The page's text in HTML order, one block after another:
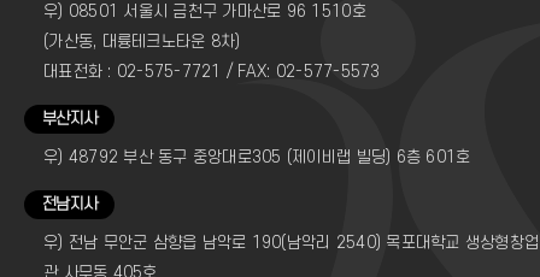
우) 08501 서울시 금천구 가마산로 96 1510호
(가산동, 대륭테크노타운 8차)
대표전화 : 02-575-7721 / FAX: 02-577-5573
부산지사
우) 48792 부산 동구 중앙대로305 (제이비랩 빌딩) 6층 601호
전남지사
우) 전남 무안군 삼향읍 남악로 190(남악리 2540) 목포대학교 생상형창
관 사무동 405호